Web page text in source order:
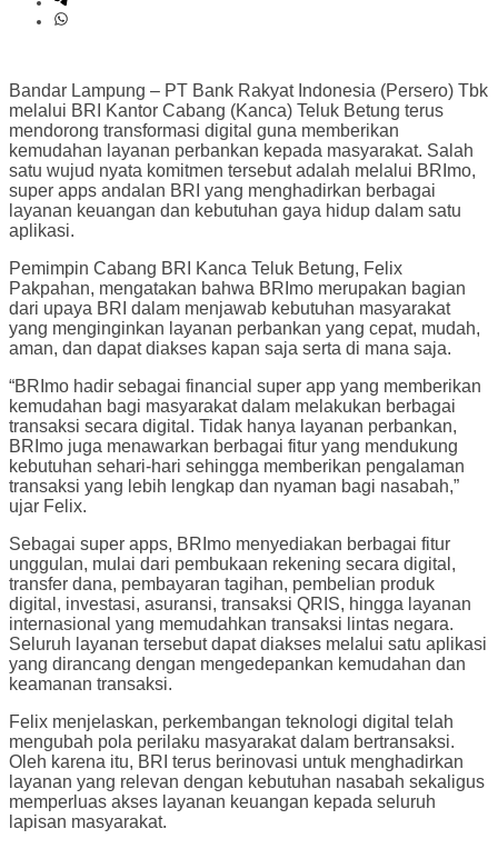
Bandar Lampung – PT Bank Rakyat Indonesia (Persero) Tbk
melalui BRI Kantor Cabang (Kanca) Teluk Betung terus
mendorong transformasi digital guna memberikan
kemudahan layanan perbankan kepada masyarakat. Salah
satu wujud nyata komitmen tersebut adalah melalui BRImo,
super apps andalan BRI yang menghadirkan berbagai
layanan keuangan dan kebutuhan gaya hidup dalam satu
aplikasi.
Pemimpin Cabang BRI Kanca Teluk Betung, Felix
Pakpahan, mengatakan bahwa BRImo merupakan bagian
dari upaya BRI dalam menjawab kebutuhan masyarakat
yang menginginkan layanan perbankan yang cepat, mudah,
aman, dan dapat diakses kapan saja serta di mana saja.
“BRImo hadir sebagai financial super app yang memberikan
kemudahan bagi masyarakat dalam melakukan berbagai
transaksi secara digital. Tidak hanya layanan perbankan,
BRImo juga menawarkan berbagai fitur yang mendukung
kebutuhan sehari-hari sehingga memberikan pengalaman
transaksi yang lebih lengkap dan nyaman bagi nasabah,”
ujar Felix.
Sebagai super apps, BRImo menyediakan berbagai fitur
unggulan, mulai dari pembukaan rekening secara digital,
transfer dana, pembayaran tagihan, pembelian produk
digital, investasi, asuransi, transaksi QRIS, hingga layanan
internasional yang memudahkan transaksi lintas negara.
Seluruh layanan tersebut dapat diakses melalui satu aplikasi
yang dirancang dengan mengedepankan kemudahan dan
keamanan transaksi.
Felix menjelaskan, perkembangan teknologi digital telah
mengubah pola perilaku masyarakat dalam bertransaksi.
Oleh karena itu, BRI terus berinovasi untuk menghadirkan
layanan yang relevan dengan kebutuhan nasabah sekaligus
memperluas akses layanan keuangan kepada seluruh
lapisan masyarakat.